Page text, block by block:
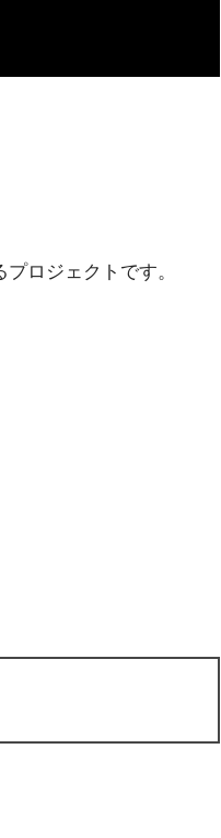
ロジェクトです。